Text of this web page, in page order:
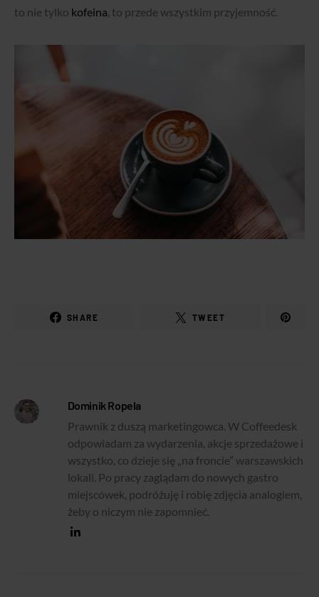
to nie tylko kofeina, to przede wszystkim przyjemność.
SHARE TWEET
Dominik Ropela
Prawnik z duszą marketingowca. W Coffeedesk
odpowiadam za wydarzenia, akcje sprzedażowe i
wszystko, co dzieje się „na froncie” warszawskich
lokali. Po pracy zaglądam do nowych gastro
miejscówek, podróżuję i robię zdjęcia analogiem,
żeby o niczym nie zapomnieć.